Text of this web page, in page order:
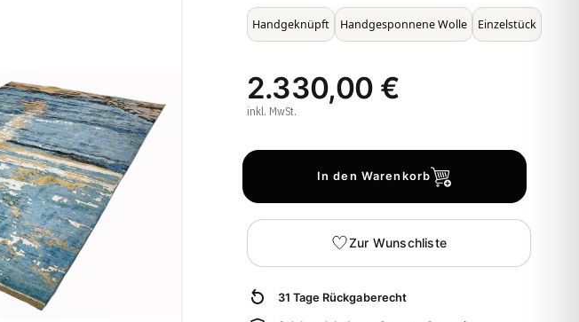
Handgeknüpft Handgesponnene Wolle Einzelstück
2.330,00 €
inkl. MwSt.
In den Warenkorb
Zur Wunschliste
31 Tage Rückgaberecht